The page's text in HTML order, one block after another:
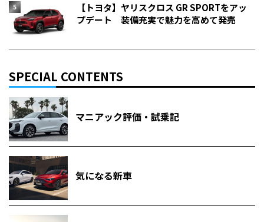
【トヨタ】ヤリスクロス GR SPORTをアッ
プデート 装備充実で魅力を高めて発売
SPECIAL CONTENTS
マニアック評価・試乗記
気になる新車